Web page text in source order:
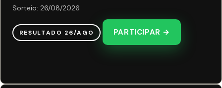
Sorteio: 26/08/2026
RESULTADO 26/AGO PARTICIPAR →